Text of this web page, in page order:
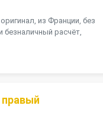
из Франции, без
безналичный расчёт,